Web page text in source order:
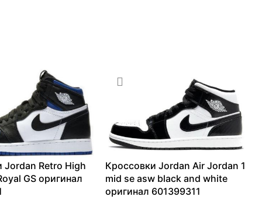
Jordan Retro High
GS оригинал
Кроссовки Jordan Air Jordan 1
mid se asw black and white
оригинал 601399311